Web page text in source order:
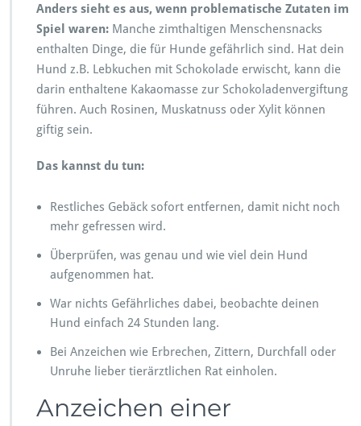
Anders sieht es aus, wenn problematische Zutaten im
Spiel waren: Manche zimthaltigen Menschensnacks
enthalten Dinge, die für Hunde gefährlich sind. Hat dein
Hund z.B. Lebkuchen mit Schokolade erwischt, kann die
darin enthaltene Kakaomasse zur Schokoladenvergiftung
führen. Auch Rosinen, Muskatnuss oder Xylit können
giftig sein.
Das kannst du tun:
Restliches Gebäck sofort entfernen, damit nicht noch
mehr gefressen wird.
Überprüfen, was genau und wie viel dein Hund
aufgenommen hat.
War nichts Gefährliches dabei, beobachte deinen
Hund einfach 24 Stunden lang.
Bei Anzeichen wie Erbrechen, Zittern, Durchfall oder
Unruhe lieber tierärztlichen Rat einholen.
Anzeichen einer